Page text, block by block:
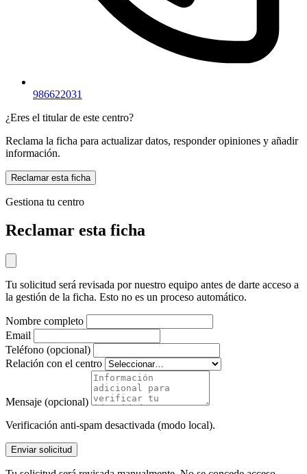
986622031
¿Eres el titular de este centro?
Reclama la ficha para actualizar datos, responder opiniones y añadir
información.
Reclamar esta ficha
Gestiona tu centro
Reclamar esta ficha
Tu solicitud será revisada por nuestro equipo antes de darte acceso a
la gestión de la ficha. Esto no es un proceso automático.
Nombre completo
Email
Teléfono (opcional)
Relación con el centro
Mensaje (opcional)
Verificación anti-spam desactivada (modo local).
Enviar solicitud